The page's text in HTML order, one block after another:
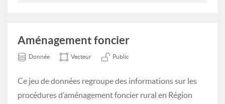
Aménagement foncier
Donnée Vecteur Public
Ce jeu de données regroupe des informations sur les
procédures d’aménagement foncier rural en Région